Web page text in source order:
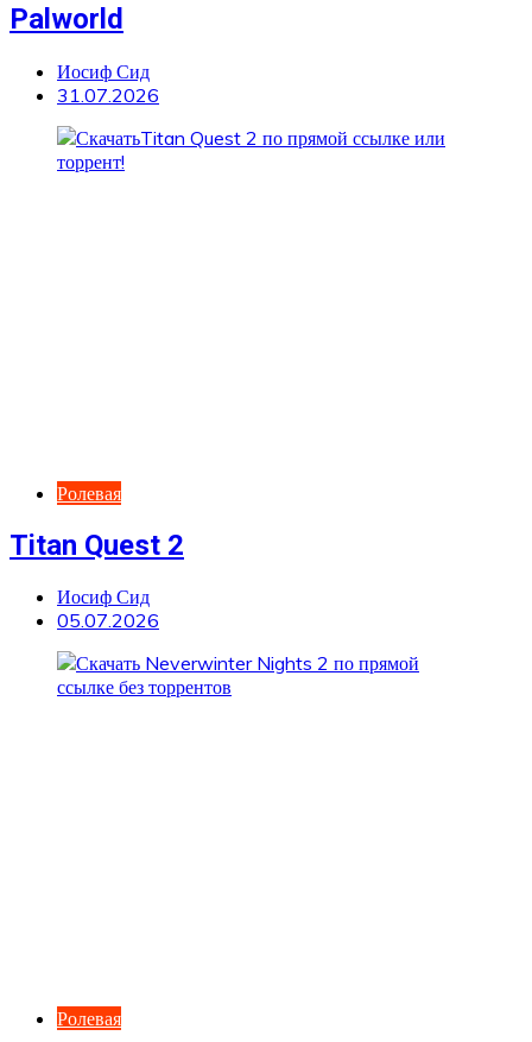
Palworld
Иосиф Сид
31.07.2026
Ролевая
Titan Quest 2
Иосиф Сид
05.07.2026
Ролевая